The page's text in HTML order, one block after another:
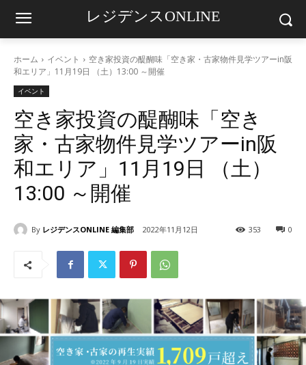
レジデンスONLINE
ホーム イベント
空き家投資の醍醐味「空き家・古家物件見学ツアーin阪
和エリア」11月19日 （土）13:00 ～開催
イベント
空き家投資の醍醐味「空き
家・古家物件見学ツアーin阪
和エリア」11月19日 （土）
13:00 ～開催
By レジデンスONLINE 編集部 2022年11月12日 0
353